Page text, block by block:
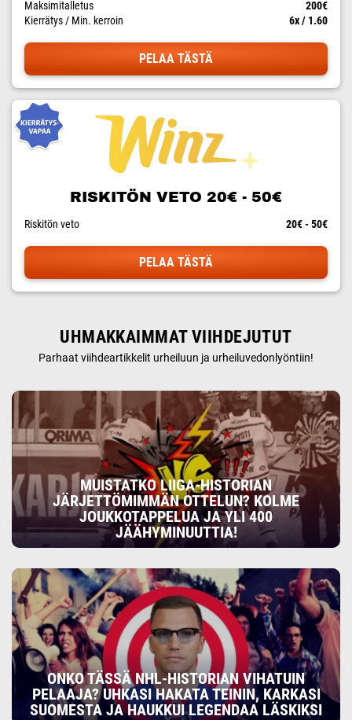
Maksimitalletus
200€
Kierrätys / Min. kerroin
6x / 1.60
PELAA TÄSTÄ
RISKITÖN VETO 20€ - 50€
Riskitön veto 20€ - 50€
PELAA TÄSTÄ
UHMAKKAIMMAT VIIHDEJUTUT
Parhaat viihdeartikkelit urheiluun ja urheiluvedonlyöntiin!
MUISTATKO LIIGA-HISTORIAN
JÄRJETTÖMIMMÄN OTTELUN? KOLME
JOUKKOTAPPELUA JA YLI 400
JÄÄHYMINUUTTIA!
ONKO TÄSSÄ NHL-HISTORIAN VIHATUIN
PELAAJA? UHKASI HAKATA TEININ, KARKASI
SUOMESTA JA HAUKKUI LEGENDAA LÄSKIKSI